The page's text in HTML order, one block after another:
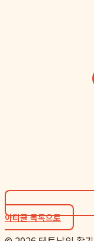
아티클 목록으로